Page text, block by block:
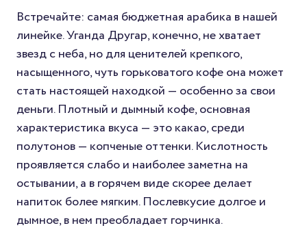
Встречайте: самая бюджетная арабика в нашей
линейке. Уганда Другар, конечно, не хватает
звезд с неба, но для ценителей крепкого,
насыщенного, чуть горьковатого кофе она может
стать настоящей находкой — особенно за свои
деньги. Плотный и дымный кофе, основная
характеристика вкуса — это какао, среди
полутонов — копченые оттенки. Кислотность
проявляется слабо и наиболее заметна на
остывании, а в горячем виде скорее делает
напиток более мягким. Послевкусие долгое и
дымное, в нем преобладает горчинка.